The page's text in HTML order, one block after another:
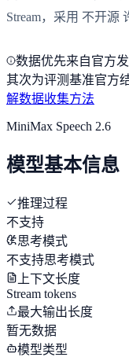
Stream，采用 不开源
数据优先来自官方发
其次为评测基准官方
解数据收集方法
MiniMax Speech 2.6
模型基本信息
推理过程
不支持
思考模式
不支持思考模式
上下文长度
Stream tokens
最大输出长度
暂无数据
模型类型